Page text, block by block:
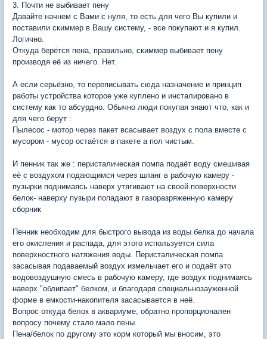
3. Почти не выбивает пену
Давайте начнем с Вами с нуля, то есть для чего Вы купили и
поставили скиммер в Вашу систему, - все покупают и я купил.
Логично.
Откуда берётся пена, правильно, скиммер выбивает пену
производя её из ничего. Нет.
А если серьёзно, то переписывать сюда назначение и принцип
работы устройства которое уже куплено и инсталировано в
систему как то абсурдно. Обычно люди покупая знают что, как и
для чего берут :
Пылесос - мотор через пакет всасывает воздух с пола вместе с
мусором - мусор остаётся в пакете а пол чистым.
И пенник так же : перисталическая помпа подаёт воду смешивая
её с воздухом подающимся через шланг в рабочую камеру -
пузырки поднимаясь наверх утягивают на своей поверхности
белок- наверху пузыри попадают в газоразряженную камеру
сборник
Пенник необходим для быстрого вывода из воды белка до начала
его окисления и распада, для этого используется сила
поверхностного натяжения воды. Перисталическая помпа
засасывая подаваемый воздух измельчает его и подаёт это
водовоздушную смесь в рабочую камеру, где воздух поднимаясь
наверх "облипает" белком, и благодаря специальнозауженной
форме в емкости-накопителя засасывается в неё.
Вопрос откуда белок в аквариуме, обратно пропорционален
вопросу почему стало мало пены.
Пена/белок по другому это корм который мы вносим, это